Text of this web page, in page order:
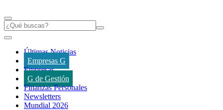
Últimas Noticias
Empresas G
Empresas
G de Gestión
Finanzas Personales
Newsletters
Mundial 2026